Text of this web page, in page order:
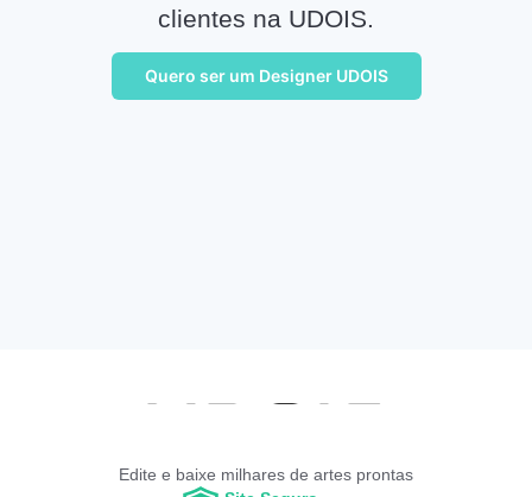
clientes na UDOIS.
Quero ser um Designer UDOIS
Edite e baixe milhares de artes prontas